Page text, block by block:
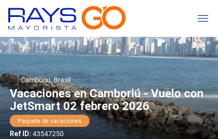
Camboriú, Brasil
Vacaciones en Camboriú - Vuelo con
JetSmart 02 febrero 2026
Paquete de vacaciones
Ref ID: 43547250